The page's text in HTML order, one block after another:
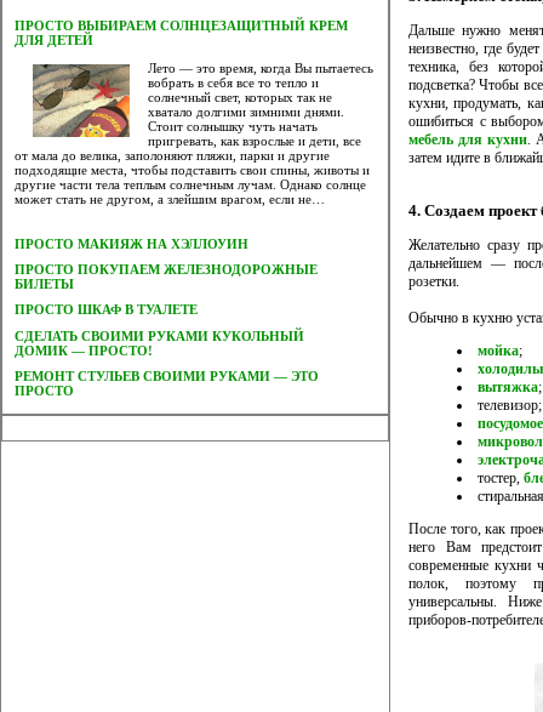
ПРОСТО ВЫБИРАЕМ СОЛНЦЕЗАЩИТНЫЙ КРЕМ
ДЛЯ ДЕТЕЙ
Лето — это время, когда Вы пытаетесь
вобрать в себя все то тепло и
солнечный свет, которых так не
хватало долгими зимними днями.
Стоит солнышку чуть начать
пригревать, как взрослые и дети, все
от мала до велика, заполоняют пляжи, парки и другие
подходящие места, чтобы подставить свои спины, животы и
другие части тела теплым солнечным лучам. Однако солнце
может стать не другом, а злейшим врагом, если не…
ПРОСТО МАКИЯЖ НА ХЭЛЛОУИН
ПРОСТО ПОКУПАЕМ ЖЕЛЕЗНОДОРОЖНЫЕ
БИЛЕТЫ
ПРОСТО ШКАФ В ТУАЛЕТЕ
CДЕЛАТЬ СВОИМИ РУКАМИ КУКОЛЬНЫЙ
ДОМИК — ПРОСТО!
РЕМОНТ СТУЛЬЕВ СВОИМИ РУКАМИ — ЭТО
ПРОСТО
Дальше нужно
неизвестно, где
техника, без
подсветка? Чтобы
кухни, продумать,
ошибиться с
мебель для кухни.
затем идите в
4. Создаем
Желательно сразу
дальнейшем —
розетки.
Обычно в кухню
мойка;
вытяжка;
телевизор;
тостер,
После того, как
него Вам
современные кухни
полок, поэтому
универсальны.
приборов-